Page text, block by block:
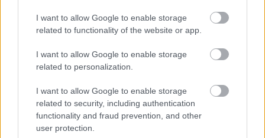
I want to allow Google to enable storage
related to functionality of the website or app.
I want to allow Google to enable storage
related to personalization.
I want to allow Google to enable storage
related to security, including authentication
functionality and fraud prevention, and other
user protection.
Mégsem kampányol a Jobbik az EU-s
zászlóval
Brüsszel csapdába akart csalni, de mi
túljártunk az eszükön!